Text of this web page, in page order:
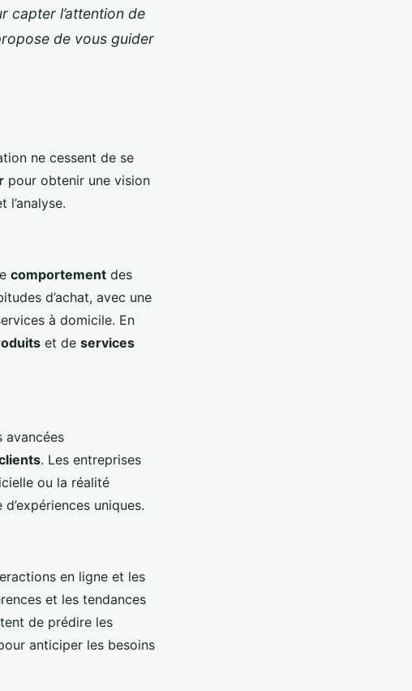
capter l’attention de
de vous guider
ne cessent de se
pour obtenir une vision
l’analyse.
comportement des
d’achat, avec une
à domicile. En
et de services
avancées
. Les entreprises
ou la réalité
uniques.
en ligne et les
et les tendances
de prédire les
anticiper les besoins